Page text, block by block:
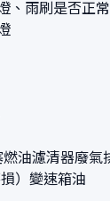
、雨刷是否正常
燃油濾清器廢氣
） 變速箱油